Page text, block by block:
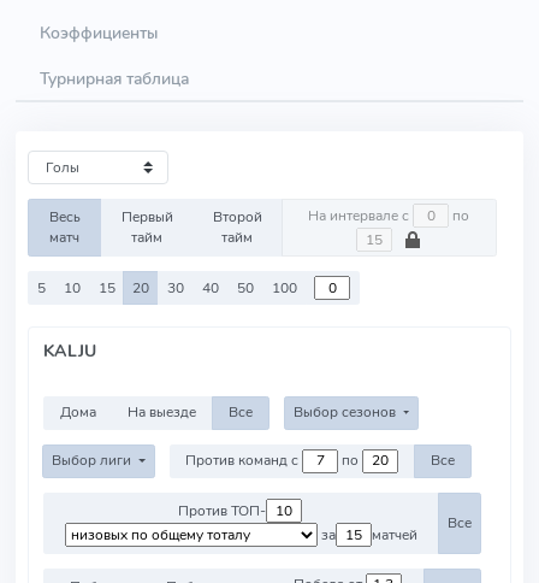
Коэффициенты
Турнирная таблица
Весь
матч
Первый
тайм
Второй
тайм
На интервале с по
5 10 15 20 30 40 50 100
KALJU
Дома На выезде Все Выбор сезонов
Выбор лиги Против команд с по Все
Против ТОП-
за
матчей
Все